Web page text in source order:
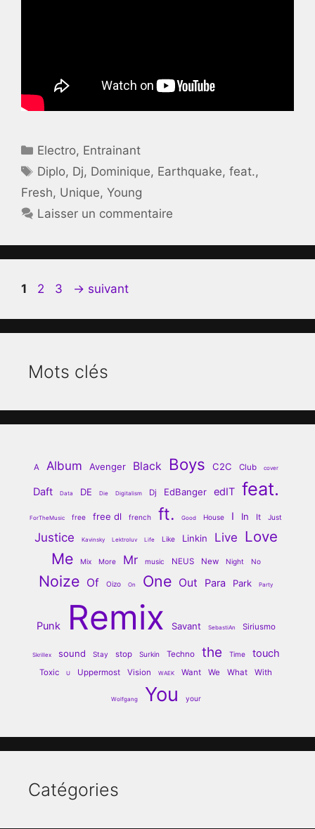
Catégories
Electro, Entrainant
Étiquettes
Diplo, Dj, Dominique, Earthquake,feat.,
Fresh, Unique, Young
Laisser un commentaire
Page
1 Page
2 Page
3 → suivant
Mots clés
A Album Avenger Black Boys C2C Club cover
Daft Data DE Die Digitalism Dj EdBanger edIT feat.
ForTheMusic free free dl french ft. Good House I In It Just
Justice Kavinsky Lektroluv Life Like Linkin Live Love
Me Mix More Mr music NEUS New Night No
Noize Of Oizo On One Out Para Park Party
Punk Remix Savant SebastiAn Siriusmo
Skrillex sound Stay stop Surkin Techno the Time touch
Toxic U Uppermost Vision WAEK Want We What With
Wolfgang You your
Catégories